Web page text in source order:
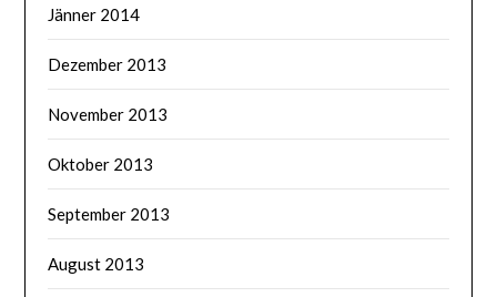
Jänner 2014
Dezember 2013
November 2013
Oktober 2013
September 2013
August 2013